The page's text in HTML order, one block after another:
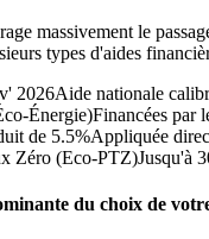
massivement le
types d'aides
2026Aide nationale
Énergie)Financées par
de 5.5%Appliquée
Zéro (Eco-PTZ)Jusqu'à
du choix de